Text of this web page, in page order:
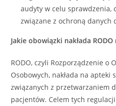
audyty w celu sprawdzenia,
związane z ochroną danych
Jakie obowiązki nakłada
RODO, czyli Rozporządzenie o
Osobowych, nakłada na apteki
związanych z przetwarzaniem
pacjentów. Celem tych